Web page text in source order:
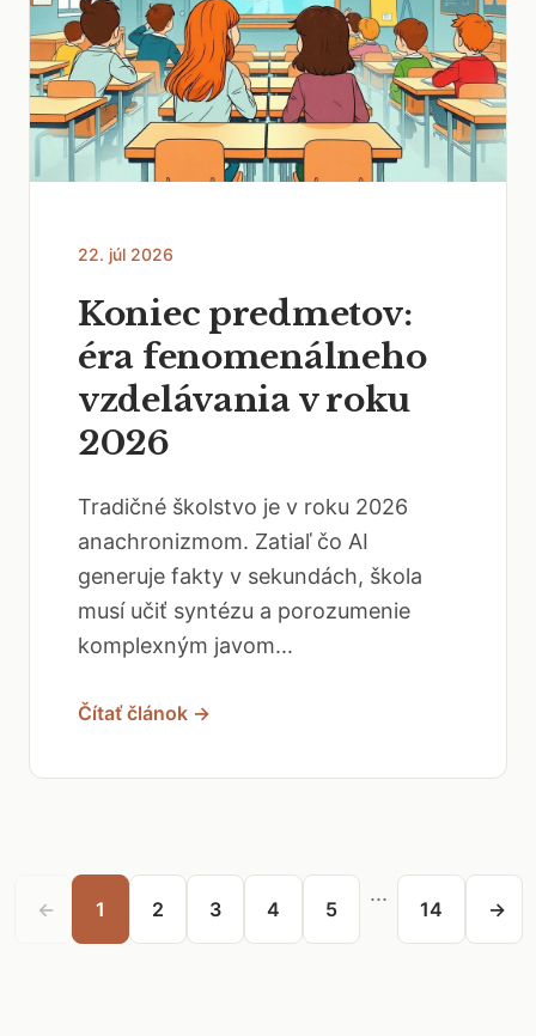
22. júl 2026
Koniec predmetov:
éra fenomenálneho
vzdelávania v roku
2026
Tradičné školstvo je v roku 2026
anachronizmom. Zatiaľ čo AI
generuje fakty v sekundách, škola
musí učiť syntézu a porozumenie
komplexným javom...
Čítať článok →
← 1 2 3 4 5
...
14 →